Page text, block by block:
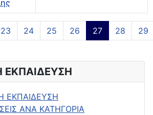
ΕΚΠΑΙΔΕΥΣΗ
ΕΚΠΑΙΔΕΥΣΗ
ΑΝΑ ΚΑΤΗΓΟΡΙΑ
Σελίδα 27 από 33
23 24 25 26 27 28 29